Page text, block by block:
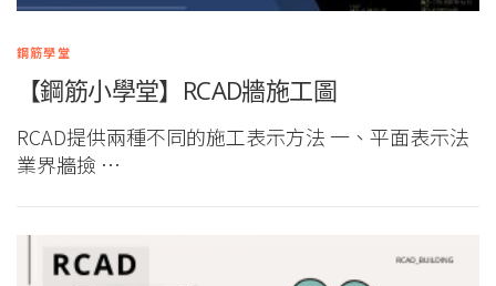
鋼筋學堂
【鋼筋小學堂】RCAD牆施工圖
RCAD提供兩種不同的施工表示方法 一、平面表示法
業界牆撿 …